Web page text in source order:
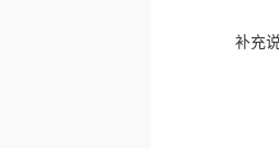
补充